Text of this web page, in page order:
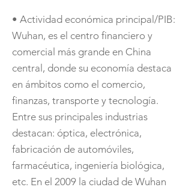
​• Actividad económica principal/PIB:
Wuhan, es el centro financiero y
comercial más grande en China
central, donde su economía destaca
en ámbitos como el comercio,
finanzas, transporte y tecnología.
Entre sus principales industrias
destacan: óptica, electrónica,
fabricación de automóviles,
farmacéutica, ingeniería biológica,
etc. En el 2009 la ciudad de Wuhan